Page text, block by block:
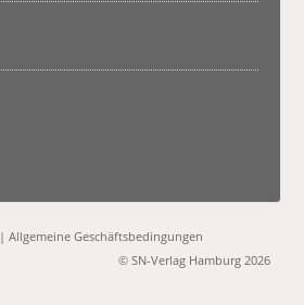
|Allgemeine Geschäftsbedingungen
© SN-Verlag Hamburg 2026